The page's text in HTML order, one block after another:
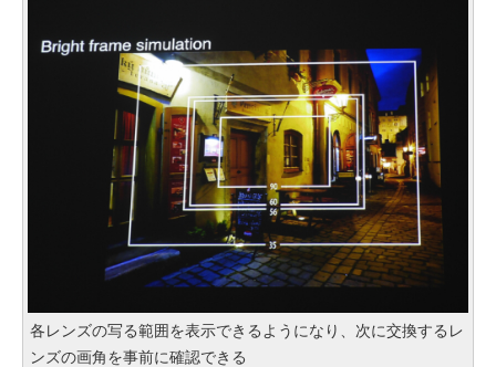
各レンズの写る範囲を表示できるようになり、次に交換するレ
ンズの画角を事前に確認できる